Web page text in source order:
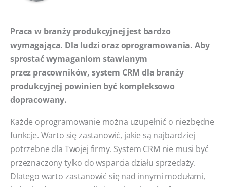
Praca w branży produkcyjnej jest bardzo
wymagająca. Dla ludzi oraz oprogramowania. Aby
sprostać wymaganiom stawianym
przez pracowników, system CRM dla branży
produkcyjnej powinien być kompleksowo
dopracowany.
Każde oprogramowanie można uzupełnić o niezbędne
funkcje. Warto się zastanowić, jakie są najbardziej
potrzebne dla Twojej firmy. System CRM nie musi być
przeznaczony tylko do wsparcia działu sprzedaży.
Dlatego warto zastanowić się nad innymi modułami,